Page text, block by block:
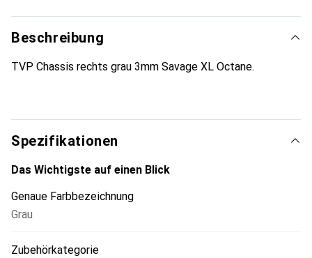
Beschreibung
TVP Chassis rechts grau 3mm Savage XL Octane.
Spezifikationen
Das Wichtigste auf einen Blick
Genaue Farbbezeichnung
Grau
Zubehörkategorie